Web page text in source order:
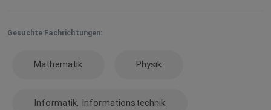
Gesuchte Fachrichtungen:
Mathematik Physik
Informatik, Informationstechnik